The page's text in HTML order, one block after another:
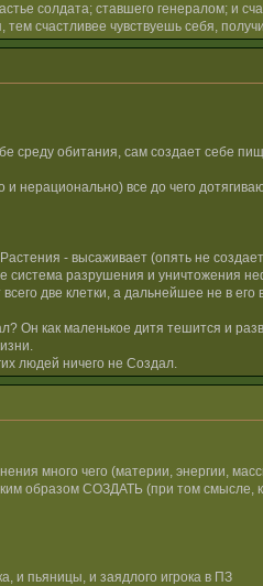
солдата; ставшего генералом; и
тем счастливее чувствуешь себя,
среду обитания, сам создает себе
и нерационально) все до чего
- высаживает (опять не
система разрушения и уничтожения
две клетки, а дальнейшее не в
Он как маленькое дитя тешится и
людей ничего не Создал.
много чего (материи, энергии,
образом СОЗДАТЬ (при том
и пьяницы, и заядлого игрока в ПЗ